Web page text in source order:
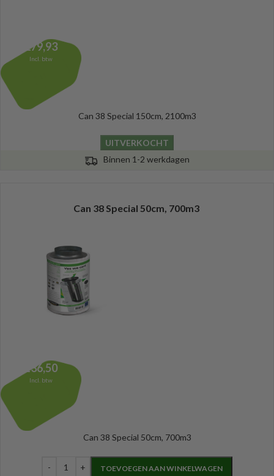
279,93
Incl. btw
Can 38 Special 150cm, 2100m3
UITVERKOCHT
Binnen 1-2 werkdagen
Can 38 Special 50cm, 700m3
136,50
Incl. btw
Can 38 Special 50cm, 700m3
TOEVOEGEN AAN WINKELWAGEN